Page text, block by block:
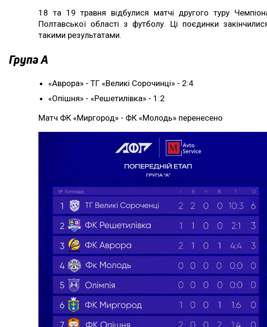
18 та 19 травня відбулися матчі другого туру
Полтавської області з футболу. Ці поєдинки
такими результатами.
Група А
«Аврора» - ТГ «Великі Сорочинці» - 2:4
«Опішня» - «Решетилівка» - 1:2
Матч ФК «Миргород» - ФК «Молодь» перенесено